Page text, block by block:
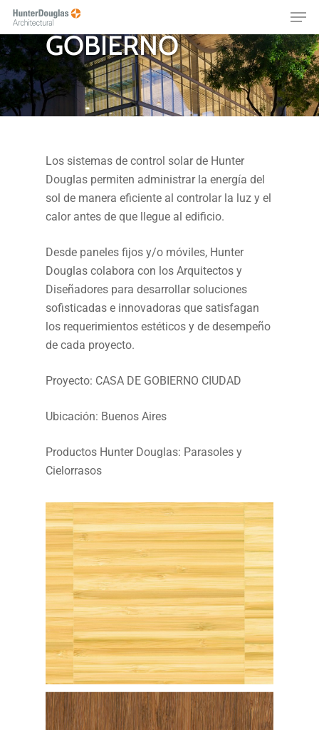
Skip
main
content
CIUDAD CASA DE
GOBIERNO
Los sistemas de control solar de Hunter
Douglas permiten administrar la energía del
sol de manera eficiente al controlar la luz y el
calor antes de que llegue al edificio.
Desde paneles fijos y/o móviles, Hunter
Douglas colabora con los Arquitectos y
Diseñadores para desarrollar soluciones
sofisticadas e innovadoras que satisfagan
los requerimientos estéticos y de desempeño
de cada proyecto.
Proyecto: CASA DE GOBIERNO CIUDAD
Ubicación: Buenos Aires
Productos Hunter Douglas: Parasoles y
Cielorrasos